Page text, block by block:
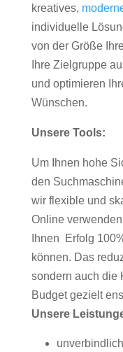
kreatives,
individuelle
von der Größe
Ihre Zielgruppe
und optimieren
Wünschen.
Unsere Tools:
Um Ihnen hohe
den
wir flexible und
Online
Ihnen Erfolg
können. Das
sondern auch die
Budget gezielt
Unsere